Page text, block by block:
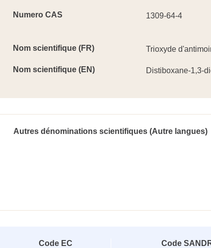
Numero CAS 1309-64-4
Nom scientifique (FR) Trioxyde
Nom scientifique (EN) Distiboxane-1,3-
Autres dénominations scientifiques (Autre langues)
Code EC Code